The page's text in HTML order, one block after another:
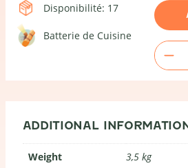
Disponibilité: 17
Batterie de Cuisine
Poêle
-
40cm
ADDITIONAL
Weight
3,5 kg